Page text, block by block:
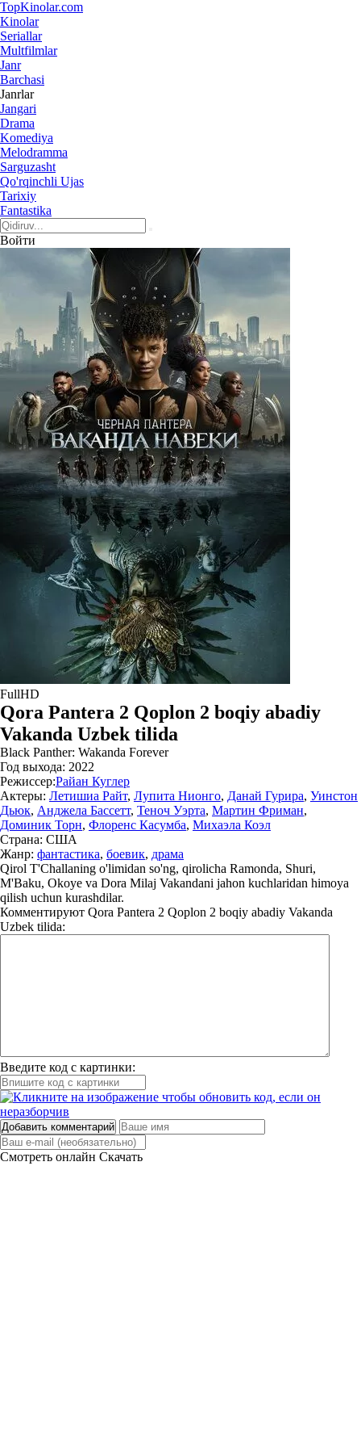
TopKinolar.com
Kinolar
Seriallar
Multfilmlar
Janr
Barchasi
Janrlar
Jangari
Drama
Komediya
Melodramma
Sarguzasht
Qo'rqinchli Ujas
Tarixiy
Fantastika
Войти
FullHD
Qora Pantera 2 Qoplon 2 boqiy abadiy
Vakanda Uzbek tilida
Black Panther: Wakanda Forever
Год выхода: 2022
Режиссер:Райан Куглер
Актеры: Летишиа Райт, Лупита Нионго, Данай Гурира, Уинстон
Дьюк, Анджела Бассетт, Теноч Уэрта, Мартин Фриман,
Доминик Торн, Флоренс Касумба, Михаэла Коэл
Страна: США
Жанр: фантастика, боевик, драма
Qirol T'Challaning o'limidan so'ng, qirolicha Ramonda, Shuri,
M'Baku, Okoye va Dora Milaj Vakandani jahon kuchlaridan himoya
qilish uchun kurashdilar.
Комментируют Qora Pantera 2 Qoplon 2 boqiy abadiy Vakanda
Uzbek tilida:
Введите код с картинки:
Добавить комментарий
Смотреть онлайн Скачать